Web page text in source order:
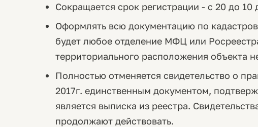
Сокращается срок регистрации - с 20 до 10
Оформлять всю документацию по
будет любое отделение МФЦ или
территориального расположения объекта
Полностью отменяется свидетельство о
2017г. единственным документом,
является выписка из реестра.
продолжают действовать.